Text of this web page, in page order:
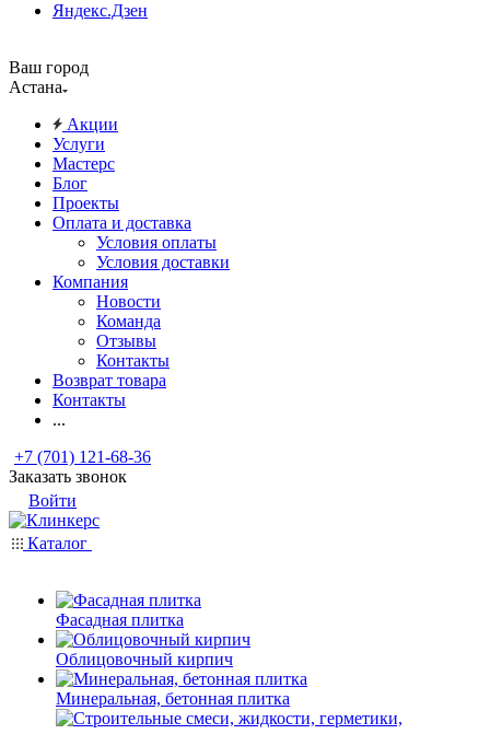
Яндекс.Дзен
Ваш город
Астана
Акции
Услуги
Мастерс
Блог
Проекты
Оплата и доставка
Условия оплаты
Условия доставки
Компания
Новости
Команда
Отзывы
Контакты
Возврат товара
Контакты
...
+7 (701) 121-68-36
Заказать звонок
Войти
Каталог
Фасадная плитка
Облицовочный кирпич
Минеральная, бетонная плитка